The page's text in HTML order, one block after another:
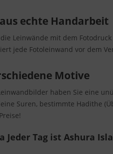
echte Handarbeit
Leinwände mit dem
jede Fotoleinwand vor dem
Motive
haben Sie eine
Suren, bestimmte Hadithe
Tag ist Ashura